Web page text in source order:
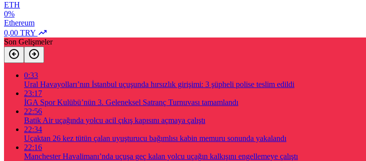
ETH
0%
Ethereum
0,00 TRY
Son Gelişmeler
0:33
Ural Havayolları’nın İstanbul uçuşunda hırsızlık girişimi: 3 şüpheli polise teslim edildi
23:17
İGA Spor Kulübü’nün 3. Geleneksel Satranç Turnuvası tamamlandı
22:56
Batik Air uçağında yolcu acil çıkış kapısını açmaya çalıştı
22:34
Uçaktan 26 kez tütün çalan uyuşturucu bağımlısı kabin memuru sonunda yakalandı
22:16
Manchester Havalimanı’nda uçuşa geç kalan yolcu uçağın kalkışını engellemeye çalıştı